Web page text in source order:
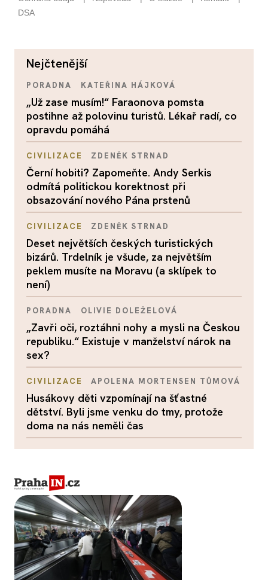
nejčtenější
PORADNA KATEŘINA HÁJKOVÁ
„Už zase musím!“ Faraonova pomsta
postihne až polovinu turistů. Lékař radí, co
opravdu pomáhá
CIVILIZACE ZDENĚK STRNAD
Černí hobiti? Zapomeňte. Andy Serkis
odmítá politickou korektnost při
obsazování nového Pána prstenů
CIVILIZACE ZDENĚK STRNAD
Deset největších českých turistických
bizárů. Trdelník je všude, za největším
peklem musíte na Moravu (a sklípek to
není)
PORADNA OLIVIE DOLEŽELOVÁ
„Zavři oči, roztáhni nohy a mysli na Českou
republiku.“ Existuje v manželství nárok na
sex?
CIVILIZACE APOLENA MORTENSEN TŮMOVÁ
Husákovy děti vzpomínají na šťastné
dětství. Byli jsme venku do tmy, protože
doma na nás neměli čas